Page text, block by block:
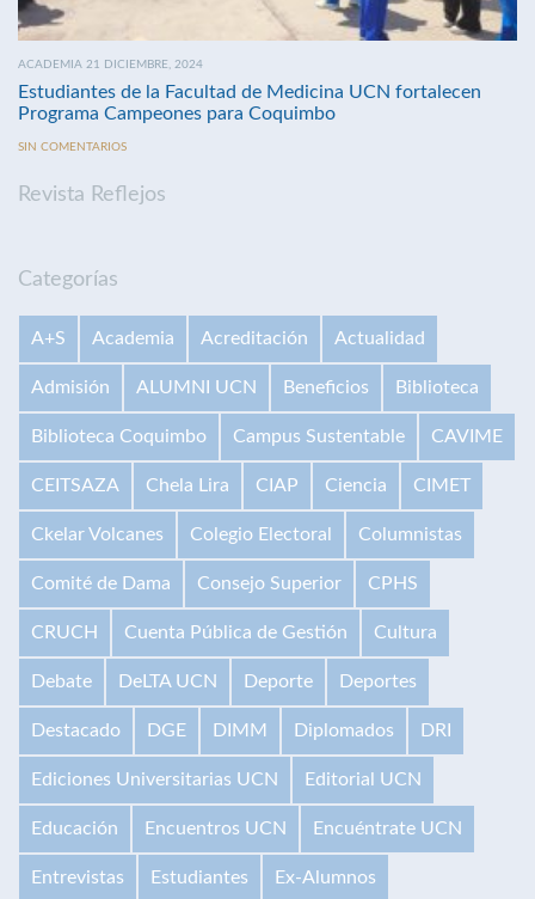
ACADEMIA 21 DICIEMBRE, 2024
Estudiantes de la Facultad de Medicina UCN fortalecen
Programa Campeones para Coquimbo
SIN COMENTARIOS
Revista Reflejos
Categorías
A+S Academia Acreditación Actualidad
Admisión ALUMNI UCN Beneficios Biblioteca
Biblioteca Coquimbo Campus Sustentable CAVIME
CEITSAZA Chela Lira CIAP Ciencia CIMET
Ckelar Volcanes Colegio Electoral Columnistas
Comité de Dama Consejo Superior CPHS
CRUCH Cuenta Pública de Gestión Cultura
Debate DeLTA UCN Deporte Deportes
Destacado DGE DIMM Diplomados DRI
Ediciones Universitarias UCN Editorial UCN
Educación Encuentros UCN Encuéntrate UCN
Entrevistas Estudiantes Ex-Alumnos